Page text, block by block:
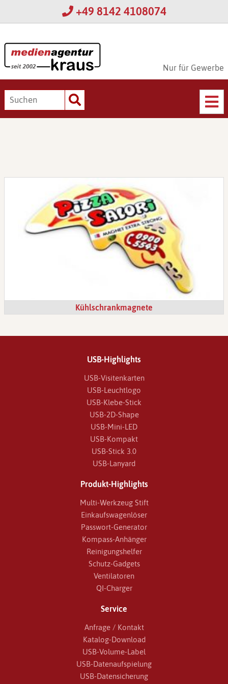
+49 8142 4108074
Nur für Gewerbe
Kühlschrankmagnete
USB-Highlights
USB-Visitenkarten
USB-Leuchtlogo
USB-Klebe-Stick
USB-2D-Shape
USB-Mini-LED
USB-Kompakt
USB-Stick 3.0
USB-Lanyard
Produkt-Highlights
Multi-Werkzeug Stift
Einkaufswagenlöser
Passwort-Generator
Kompass-Anhänger
Reinigungshelfer
Schutz-Gadgets
Ventilatoren
QI-Charger
Service
Anfrage / Kontakt
Katalog-Download
USB-Volume-Label
USB-Datenaufspielung
USB-Datensicherung